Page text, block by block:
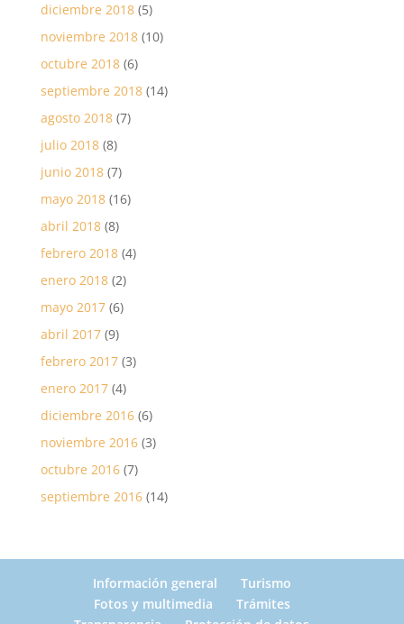
diciembre 2018(5)
noviembre 2018(10)
octubre 2018(6)
septiembre 2018(14)
agosto 2018(7)
julio 2018(8)
junio 2018(7)
mayo 2018(16)
abril 2018(8)
febrero 2018(4)
enero 2018(2)
mayo 2017(6)
abril 2017(9)
febrero 2017(3)
enero 2017(4)
diciembre 2016(6)
noviembre 2016(3)
octubre 2016(7)
septiembre 2016(14)
Información general
Turismo
Fotos y multimedia
Trámites